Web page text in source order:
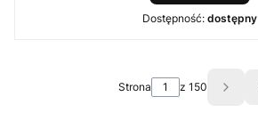
Dostępność: dostępny
Strona z 150